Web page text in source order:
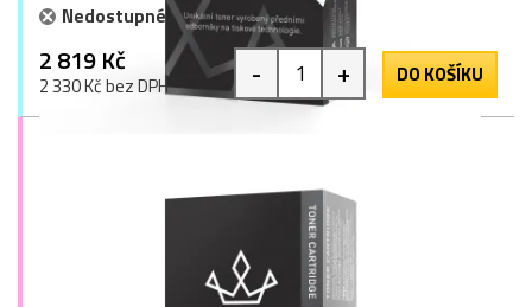
Nedostupné
2 819 Kč
2 330 Kč bez DPH - + DO KOŠÍKU